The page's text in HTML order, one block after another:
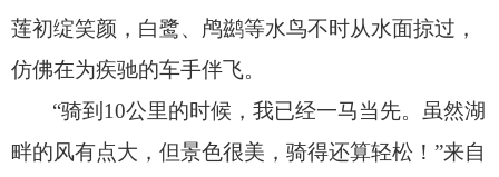
莲初绽笑颜， 白鹭、 鸬鹚等水鸟不时从水面掠过，
仿佛在为疾驰的车手伴飞。
“骑到10公里的时候，我已经一马当先。 虽然湖
畔的风有点大， 但景色很美， 骑得还算轻松！ ”来自